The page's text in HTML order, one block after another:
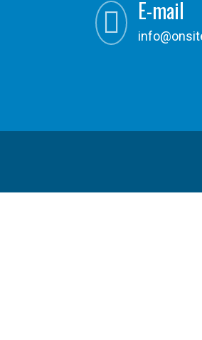
 E-mail